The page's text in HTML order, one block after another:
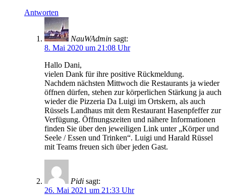
Antworten
NauWAdmin sagt:
8. Mai 2020 um 21:08 Uhr
Hallo Dani,
vielen Dank für ihre positive Rückmeldung.
Nachdem nächsten Mittwoch die Restaurants ja wieder
öffnen dürfen, stehen zur körperlichen Stärkung ja auch
wieder die Pizzeria Da Luigi im Ortskern, als auch
Rüssels Landhaus mit dem Restaurant Hasenpfeffer zur
Verfügung. Öffnungszeiten und nähere Informationen
finden Sie über den jeweiligen Link unter „Körper und
Seele / Essen und Trinken“. Luigi und Harald Rüssel
mit Teams freuen sich über jeden Gast.
Pidi sagt:
26. Mai 2021 um 21:33 Uhr